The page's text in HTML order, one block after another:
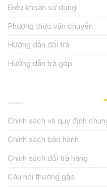
Điều khoản sử dụng
Phương thức vận chuyển
Hướng dẫn đổi trả
Hướng dẫn trả góp
Chính sách và quy định
Chính sách bảo hành
Chính sách đổi trả hàng
Câu hỏi thường gặp